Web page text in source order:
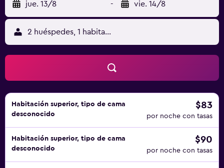
servicios de ocio y esparcimiento en este hotel incluyen
una piscina al aire libre y gimnasio. Se pueden practicar las
actividades de ocio y esparcimiento que se indican más
abajo en las instalaciones o cerca del alojamiento (es
posible que se aplique un recargo).
jue. 13/8 - vie. 14/8
2 huéspedes, 1 habitación
Habitación superior, tipo de cama
desconocido
$83
por noche con tasas
Habitación superior, tipo de cama
desconocido
$90
por noche con tasas